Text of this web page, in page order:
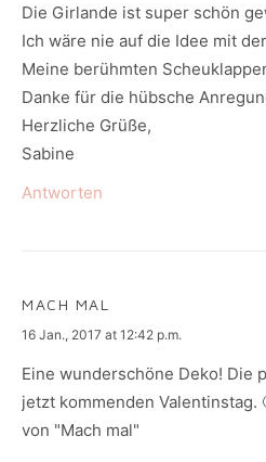
Die Girlande ist super schön
Ich wäre nie auf die Idee mit
Meine berühmten
Danke für die hübsche
Herzliche Grüße,
Sabine
Antworten
MACH MAL
says:
16 Jan., 2017 at 12:42 p.m.
Eine wunderschöne Deko! Die
jetzt kommenden Valentinstag.
von "Mach mal"